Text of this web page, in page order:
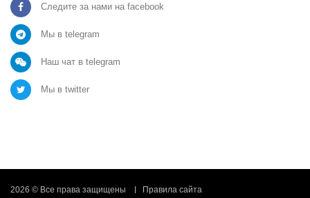
Следите за нами на facebook
Мы в telegram
Наш чат в telegram
Мы в twitter
2026 © Все права защищены Правила сайта